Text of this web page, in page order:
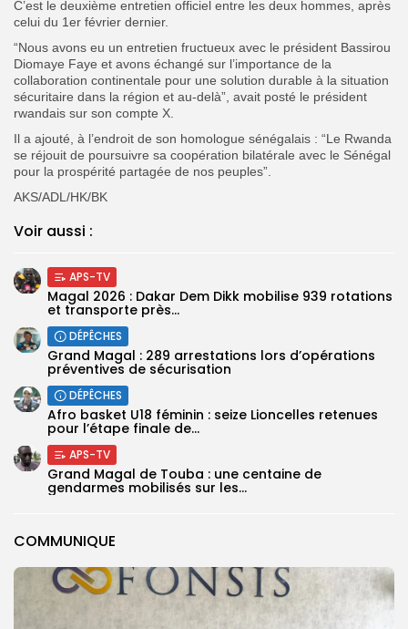
COMMUNIQUE
C’est le deuxième entretien officiel entre les deux hommes, après
celui du 1er février dernier.
“Nous avons eu un entretien fructueux avec le président Bassirou
Diomaye Faye et avons échangé sur l’importance de la
collaboration continentale pour une solution durable à la situation
sécuritaire dans la région et au-delà”, avait posté le président
rwandais sur son compte X.
Il a ajouté, à l’endroit de son homologue sénégalais : “Le Rwanda
se réjouit de poursuivre sa coopération bilatérale avec le Sénégal
pour la prospérité partagée de nos peuples”.
AKS/ADL/HK/BK
Voir aussi :
APS-TV
Magal 2026 : Dakar Dem Dikk mobilise 939 rotations
et transporte près...
DÉPÊCHES
Grand Magal : 289 arrestations lors d’opérations
préventives de sécurisation
DÉPÊCHES
‎Afro basket U18 féminin : seize Lioncelles retenues
pour l’étape finale de...
APS-TV
Grand Magal de Touba : une centaine de
gendarmes mobilisés sur les...